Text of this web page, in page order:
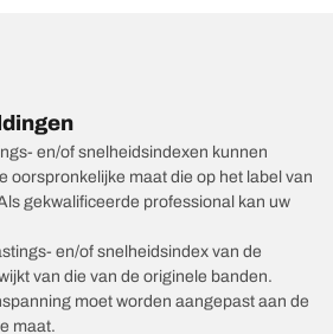
en/of snelheidsindexen kunnen
oorspronkelijke maat die op het label van
gekwalificeerde professional kan uw
en/of snelheidsindex van de
van die van de originele banden.
moet worden aangepast aan de
maat.